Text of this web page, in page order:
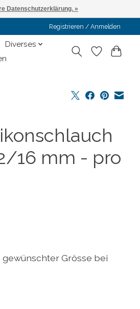
Registrieren / Anmelden
Diverses
16 mm - pro
Grösse bei
ist
Datenschutzerklärung. »